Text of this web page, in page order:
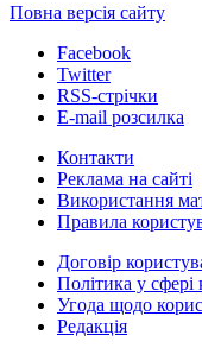
Повна версія сайту
Facebook
Twitter
RSS-стрічки
E-mail розсилка
Контакти
Реклама на сайті
Використання
Правила
Договір
Політика у сфері
Угода щодо
Редакція